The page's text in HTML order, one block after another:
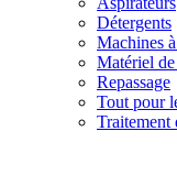
Détergents
Machines
Matériel
Repassage
Tout pour
Traitement